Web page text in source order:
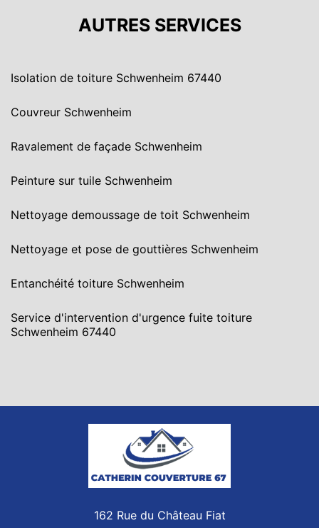
AUTRES SERVICES
Isolation de toiture Schwenheim 67440
Couvreur Schwenheim
Ravalement de façade Schwenheim
Peinture sur tuile Schwenheim
Nettoyage demoussage de toit Schwenheim
Nettoyage et pose de gouttières Schwenheim
Entanchéité toiture Schwenheim
Service d'intervention d'urgence fuite toiture
Schwenheim 67440
162 Rue du Château Fiat